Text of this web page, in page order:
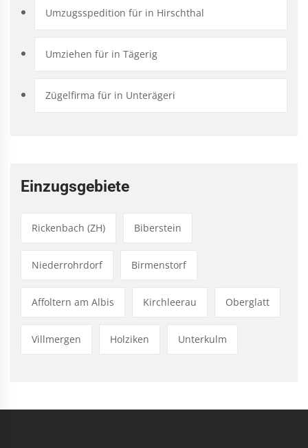
Umzugsspedition für in Hirschthal
Umziehen für in Tägerig
Zügelfirma für in Unterägeri
Einzugsgebiete
Rickenbach (ZH) Biberstein
Niederrohrdorf Birmenstorf
Affoltern am Albis Kirchleerau Oberglatt
Villmergen Holziken Unterkulm